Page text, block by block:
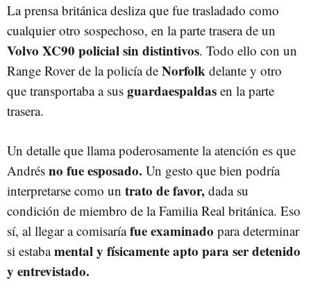
La prensa británica desliza que fue trasladado como
cualquier otro sospechoso, en la parte trasera de un
Volvo XC90 policial sin distintivos. Todo ello con un
Range Rover de la policía de Norfolk delante y otro
que transportaba a sus guardaespaldas en la parte
trasera.
Un detalle que llama poderosamente la atención es que
Andrés no fue esposado. Un gesto que bien podría
interpretarse como un trato de favor, dada su
condición de miembro de la Familia Real británica. Eso
sí, al llegar a comisaríafue examinado para determinar
si estabamental y físicamente apto para ser detenido
y entrevistado.